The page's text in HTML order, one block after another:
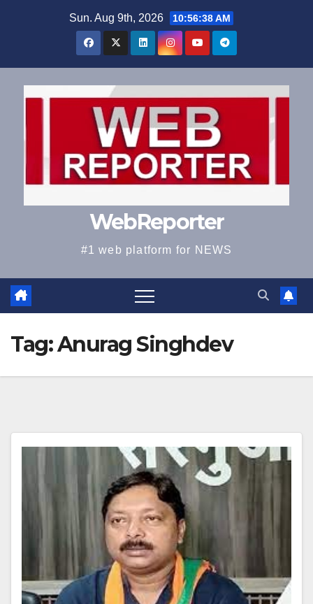
Sun. Aug 9th, 2026 10:56:38 AM
WebReporter
#1 web platform for NEWS
Tag:Anurag Singhdev